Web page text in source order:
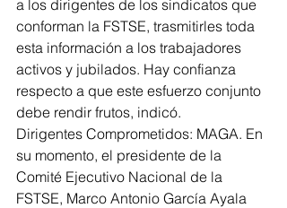
a los dirigentes de los sindicatos que
conforman la FSTSE, trasmitirles toda
esta información a los trabajadores
activos y jubilados. Hay confianza
respecto a que este esfuerzo conjunto
debe rendir frutos, indicó.
Dirigentes Comprometidos: MAGA. En
su momento, el presidente de la
Comité Ejecutivo Nacional de la
FSTSE, Marco Antonio García Ayala